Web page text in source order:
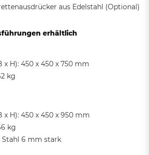
aus Edelstahl (Optional)
erhältlich
x H): 450 x 450 x 750 mm
kg
x H): 450 x 450 x 950 mm
kg
Stahl 6 mm stark